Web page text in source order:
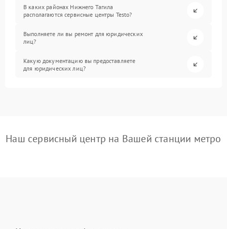
В каких районах Нижнего Тагила
располагаются сервисные центры Testo?
Выполняете ли вы ремонт для юридических
лиц?
Какую документацию вы предоставляете
для юридических лиц?
Наш сервисный центр на Вашей станции метро